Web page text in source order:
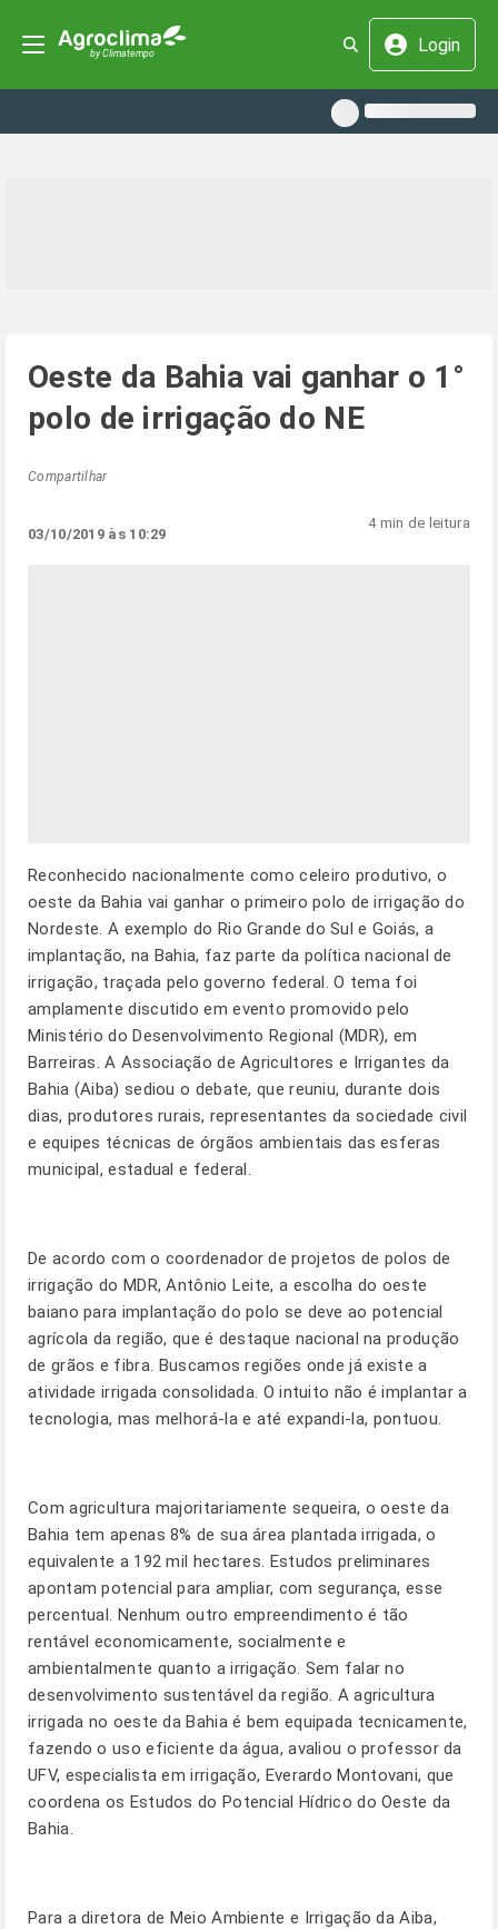
Login
Oeste da Bahia vai ganhar o 1°
polo de irrigação do NE
Compartilhar
03/10/2019 às 10:29
4 min de leitura
Reconhecido nacionalmente como celeiro produtivo, o
oeste da Bahia vai ganhar o primeiro polo de irrigação do
Nordeste. A exemplo do Rio Grande do Sul e Goiás, a
implantação, na Bahia, faz parte da política nacional de
irrigação, traçada pelo governo federal. O tema foi
amplamente discutido em evento promovido pelo
Ministério do Desenvolvimento Regional (MDR), em
Barreiras. A Associação de Agricultores e Irrigantes da
Bahia (Aiba) sediou o debate, que reuniu, durante dois
dias, produtores rurais, representantes da sociedade civil
e equipes técnicas de órgãos ambientais das esferas
municipal, estadual e federal.
De acordo com o coordenador de projetos de polos de
irrigação do MDR, Antônio Leite, a escolha do oeste
baiano para implantação do polo se deve ao potencial
agrícola da região, que é destaque nacional na produção
de grãos e fibra. Buscamos regiões onde já existe a
atividade irrigada consolidada. O intuito não é implantar a
tecnologia, mas melhorá-la e até expandi-la, pontuou.
Com agricultura majoritariamente sequeira, o oeste da
Bahia tem apenas 8% de sua área plantada irrigada, o
equivalente a 192 mil hectares. Estudos preliminares
apontam potencial para ampliar, com segurança, esse
percentual. Nenhum outro empreendimento é tão
rentável economicamente, socialmente e
ambientalmente quanto a irrigação. Sem falar no
desenvolvimento sustentável da região. A agricultura
irrigada no oeste da Bahia é bem equipada tecnicamente,
fazendo o uso eficiente da água, avaliou o professor da
UFV, especialista em irrigação, Everardo Montovani, que
coordena os Estudos do Potencial Hídrico do Oeste da
Bahia.
Para a diretora de Meio Ambiente e Irrigação da Aiba,